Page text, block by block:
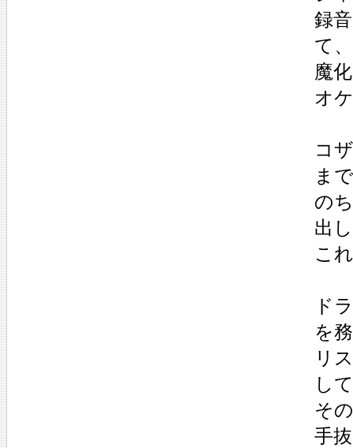
録
て
魔
オ
コ
ま
の
出
こ
ド
を
リ
し
そ
手